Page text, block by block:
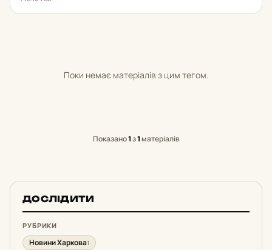
Поки немає матеріалів з цим тегом.
Показано1з1матеріалів
ДОСЛІДИТИ
РУБРИКИ
Новини Харкова1